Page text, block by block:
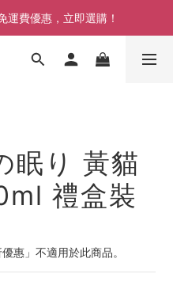
費優惠，立即選購！
費優惠，立即選購！
運費優惠，立即選購！
眠り 黃貓
禮盒裝
惠」不適用於此商品。